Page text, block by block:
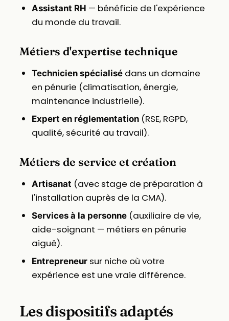
Assistant RH — bénéficie de l'expérience
du monde du travail.
Métiers d'expertise technique
Technicien spécialisédans un domaine
en pénurie (climatisation, énergie,
maintenance industrielle).
Expert en réglementation(RSE, RGPD,
qualité, sécurité au travail).
Métiers de service et création
Artisanat (avec stage de préparation à
l'installation auprès de la CMA).
Services à la personne(auxiliaire de vie,
aide-soignant — métiers en pénurie
aiguë).
Entrepreneursur niche où votre
expérience est une vraie différence.
Les dispositifs adaptés